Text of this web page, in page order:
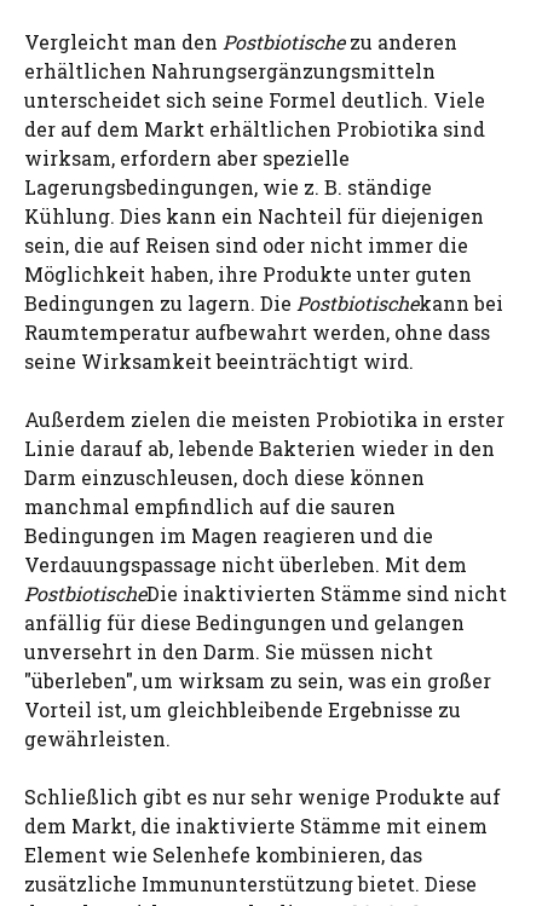
Vergleicht man den Postbiotischezu anderen
erhältlichen Nahrungsergänzungsmitteln
unterscheidet sich seine Formel deutlich. Viele
der auf dem Markt erhältlichen Probiotika sind
wirksam, erfordern aber spezielle
Lagerungsbedingungen, wie z. B. ständige
Kühlung. Dies kann ein Nachteil für diejenigen
sein, die auf Reisen sind oder nicht immer die
Möglichkeit haben, ihre Produkte unter guten
Bedingungen zu lagern. Die Postbiotischekann bei
Raumtemperatur aufbewahrt werden, ohne dass
seine Wirksamkeit beeinträchtigt wird.
Außerdem zielen die meisten Probiotika in erster
Linie darauf ab, lebende Bakterien wieder in den
Darm einzuschleusen, doch diese können
manchmal empfindlich auf die sauren
Bedingungen im Magen reagieren und die
Verdauungspassage nicht überleben. Mit dem
PostbiotischeDie inaktivierten Stämme sind nicht
anfällig für diese Bedingungen und gelangen
unversehrt in den Darm. Sie müssen nicht
"überleben", um wirksam zu sein, was ein großer
Vorteil ist, um gleichbleibende Ergebnisse zu
gewährleisten.
Schließlich gibt es nur sehr wenige Produkte auf
dem Markt, die inaktivierte Stämme mit einem
Element wie Selenhefe kombinieren, das
zusätzliche Immununterstützung bietet. Diese